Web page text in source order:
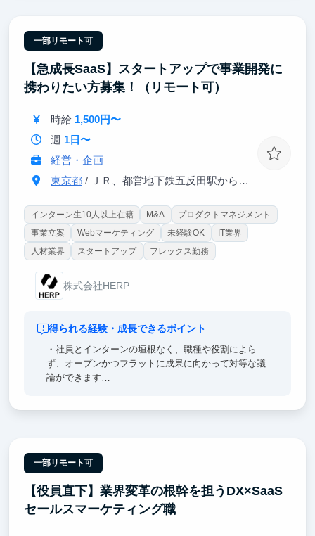
一部リモート可
【急成長SaaS】スタートアップで事業開発に
携わりたい方募集！（リモート可）
時給 1,500円〜
週 1日〜
経営・企画
東京都/ ＪＲ、都営地下鉄五反田駅から徒歩1分
インターン生10人以上在籍 M&A
プロダクトマネジメント
事業立案
Webマーケティング 未経験OK
IT業界
人材業界
スタートアップ フレックス勤務
株式会社HERP
得られる経験・成長できるポイント
・社員とインターンの垣根なく、職種や役割によら
ず、オープンかつフラットに成果に向かって対等な議
論ができます
一部リモート可
【役員直下】業界変革の根幹を担うDX×SaaS
セールスマーケティング職